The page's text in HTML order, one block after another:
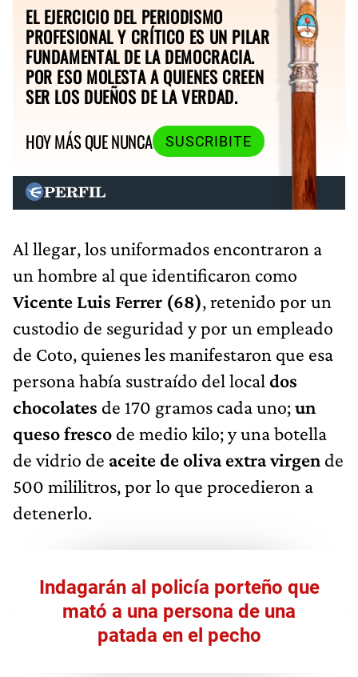
EL EJERCICIO DEL PERIODISMO
PROFESIONAL Y CRÍTICO ES UN PILAR
FUNDAMENTAL DE LA DEMOCRACIA.
POR ESO MOLESTA A QUIENES CREEN
SER LOS DUEÑOS DE LA VERDAD.
HOY MÁS QUE NUNCA
SUSCRIBITE
Al llegar, los uniformados encontraron a
un hombre al que identificaron como
Vicente Luis Ferrer (68), retenido por un
custodio de seguridad y por un empleado
de Coto, quienes les manifestaron que esa
persona había sustraído del local dos
chocolates de 170 gramos cada uno;un
queso fresco de medio kilo; y una botella
de vidrio de aceite de oliva extra virgen de
500 mililitros, por lo que procedieron a
detenerlo.
Indagarán al policía porteño que
mató a una persona de una
patada en el pecho